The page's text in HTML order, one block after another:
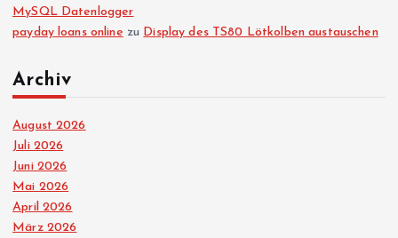
MySQL Datenlogger
payday loans online zu Display des TS80 Lötkolben austauschen
Archiv
August 2026
Juli 2026
Juni 2026
Mai 2026
April 2026
März 2026